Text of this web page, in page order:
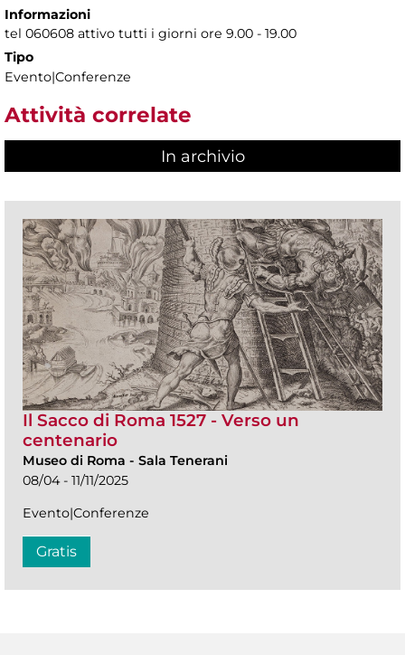
Informazioni
tel 060608 attivo tutti i giorni ore 9.00 - 19.00
Tipo
Evento|Conferenze
Attività correlate
In archivio
Il Sacco di Roma 1527 - Verso un
centenario
Museo di Roma - Sala Tenerani
08/04 - 11/11/2025
Evento|Conferenze
Gratis